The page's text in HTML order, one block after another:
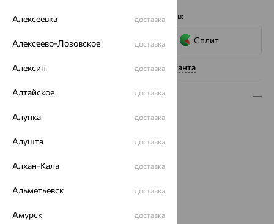
4 платежа по 9 416 с помощью сервисов:
Сплит
Нужна помощь консультанта
Описание
Вес:2.99 — 3.15
Цвет металла:
Проба: 585
Вставка:Фианит
Цвет вставки:
Алексеевка доставка
Алексеево-Лозовское доставка
Алексин доставка
Алтайское доставка
Алупка доставка
Алушта доставка
Алхан-Кала доставка
Альметьевск доставка
Амурск доставка